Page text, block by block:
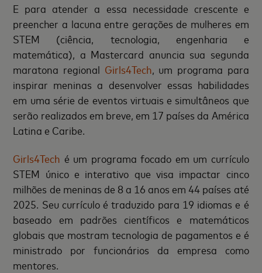
E para atender a essa necessidade crescente e
preencher a lacuna entre gerações de mulheres em
STEM (ciência, tecnologia, engenharia e
matemática), a Mastercard anuncia sua segunda
maratona regional Girls4Tech , um programa para
inspirar meninas a desenvolver essas habilidades
em uma série de eventos virtuais e simultâneos que
serão realizados em breve, em 17 países da América
Latina e Caribe.
Girls4Tech é um programa focado em um currículo
STEM único e interativo que visa impactar cinco
milhões de meninas de 8 a 16 anos em 44 países até
2025. Seu currículo é traduzido para 19 idiomas e é
baseado em padrões científicos e matemáticos
globais que mostram tecnologia de pagamentos e é
ministrado por funcionários da empresa como
mentores.